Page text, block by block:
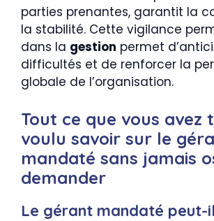
parties prenantes, garantit la
la stabilité. Cette vigilance
dans la gestion permet
difficultés et de renforcer la
globale de l’organisation.
Tout ce que vous avez
voulu savoir sur le
mandaté sans jamais
demander
Le gérant mandaté peut-